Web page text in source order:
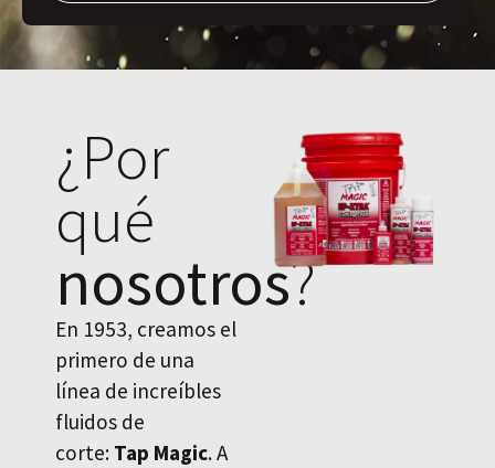
¿Por
qué
nosotros?
En 1953, creamos el
primero de una
línea de increíbles
fluidos de
corte: Tap Magic. A